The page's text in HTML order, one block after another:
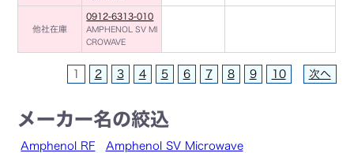
他社在庫
0912-6313-010
AMPHENOL SV MI
CROWAVE
1 2 3 4 5 6 7 8 9 10 次へ
メーカー名の絞込
Amphenol RF Amphenol SV Microwave